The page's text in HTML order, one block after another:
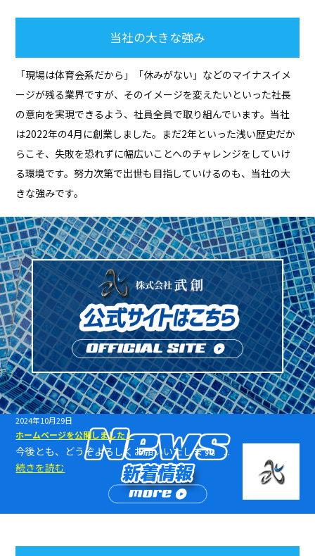
当社の大きな強み
「現場は体育会系だから」「休みがない」などのマイナスイメ
ージが残る業界ですが、そのイメージを変えたいといった社長
の意向を実現できるよう、社員全員で取り組んでいます。当社
は2022年の4月に創業しました。まだ2年といった浅い歴史だか
らこそ、失敗を恐れずに幅広いことへのチャレンジをしていけ
る環境です。努力次第で出世も目指していけるのも、当社の大
きな強みです。
2024年10月29日
ホームページを公開しました！
今後とも、どうぞよろしくお願いいたします。 ...
続きを読む